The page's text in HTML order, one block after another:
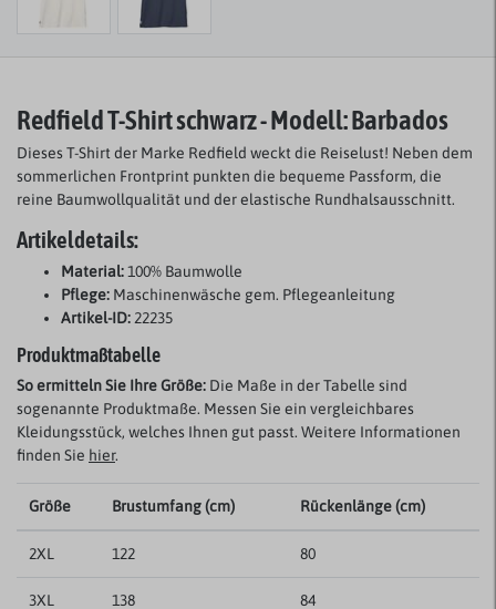
Redfield T-Shirt schwarz - Modell: Barbados
Dieses T-Shirt der Marke Redfield weckt die Reiselust! Neben dem
sommerlichen Frontprint punkten die bequeme Passform, die
reine Baumwollqualität und der elastische Rundhalsausschnitt.
Artikeldetails:
Material:100% Baumwolle
Pflege: Maschinenwäsche gem. Pflegeanleitung
Artikel-ID:22235
Produktmaßtabelle
So ermitteln Sie Ihre Größe: Die Maße in der Tabelle sind
sogenannte Produktmaße. Messen Sie ein vergleichbares
Kleidungsstück, welches Ihnen gut passt. Weitere Informationen
finden Sie hier.
Größe Brustumfang (cm) Rückenlänge (cm)
2XL 122 80
3XL 138 84